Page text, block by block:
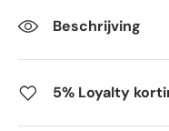
Beschrijving
5% Loyalty